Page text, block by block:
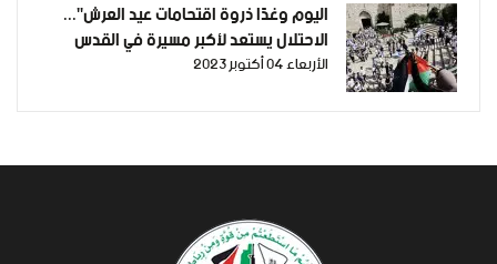
اليوم وغدًا ذروة اقتحامات عيد العرش"...
الاحتلال يستعد لأكبر مسيرة في القدس
اليوم وجيشه يعلن التأهب
الأربعاء 04 أكتوبر 2023